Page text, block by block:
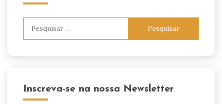
Inscreva-se na nossa Newsletter